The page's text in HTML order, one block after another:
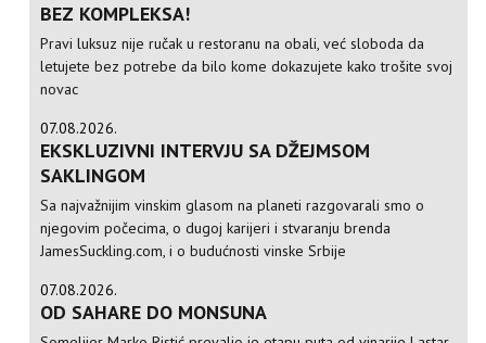
BEZ KOMPLEKSA!
Pravi luksuz nije ručak u restoranu na obali, već sloboda da
letujete bez potrebe da bilo kome dokazujete kako trošite svoj
novac
07.08.2026.
EKSKLUZIVNI INTERVJU SA DŽEJMSOM
SAKLINGOM
Sa najvažnijim vinskim glasom na planeti razgovarali smo o
njegovim počecima, o dugoj karijeri i stvaranju brenda
JamesSuckling.com, i o budućnosti vinske Srbije
07.08.2026.
OD SAHARE DO MONSUNA